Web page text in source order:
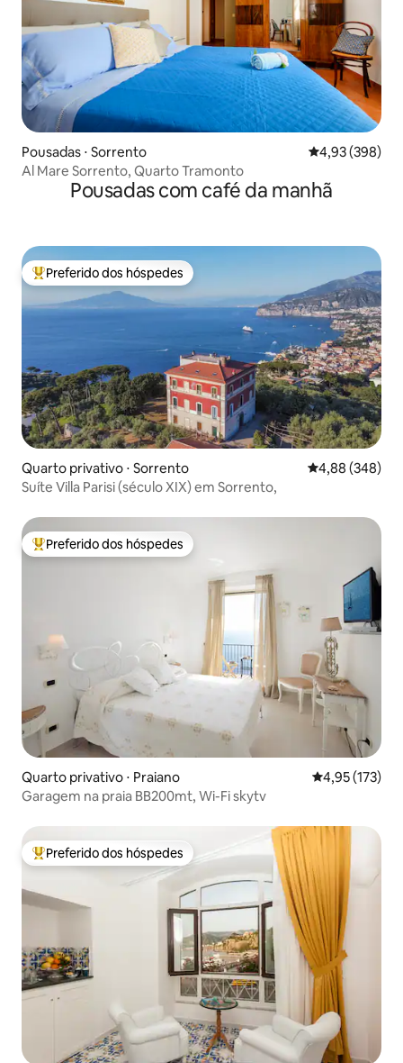
Pousadas ⋅ Sorrento 4,93 de uma
4,93 (398)
Al Mare Sorrento, Quarto Tramonto
Pousadas com café da manhã
Entre os melhores preferidos dos hóspedes
Preferido dos hóspedes
Quarto privativo ⋅ Sorrento 4,88 de uma
4,88 (348)
Suíte Villa Parisi (século XIX) em Sorrento,
Entre os melhores preferidos dos hóspedes
Preferido dos hóspedes
Quarto privativo ⋅ Praiano 4,95 de uma
4,95 (173)
Garagem na praia BB200mt, Wi-Fi skytv
Entre os melhores preferidos dos hóspedes
Preferido dos hóspedes